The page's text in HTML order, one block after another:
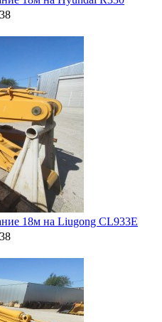
18м на Liugong CL933E